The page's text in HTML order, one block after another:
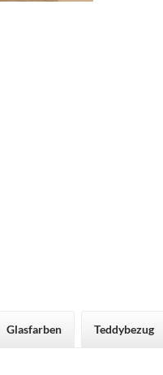
Glasfarben Teddybezug